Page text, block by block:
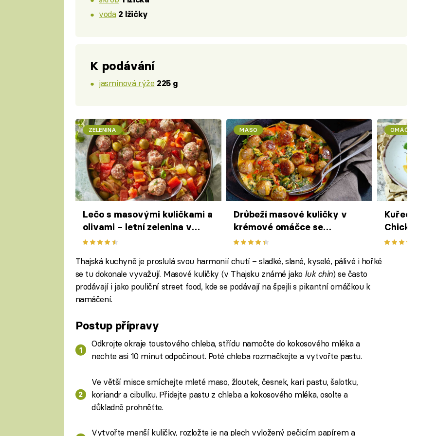
voda 2 lžičky
K podávání
jasmínová rýže 225 g
ZELENINA
Lečo s masovými kuličkami a
olivami – letní zelenina v
novém kabátku
MASO
Drůbeží masové kuličky v
krémové omáčce se
špenátem a sušenými
OMÁČKY
Kuřecí
Chicken –
indické
Thajská kuchyně je proslulá svou harmonií chutí – sladké, slané, kyselé, pálivé i hořké
se tu dokonale vyvažují. Masové kuličky (v Thajsku známé jako luk chin) se často
prodávají i jako pouliční street food, kde se podávají na špejli s pikantní omáčkou k
namáčení.
Postup přípravy
Odkrojte okraje toustového chleba, střídu namočte do kokosového mléka a
nechte asi 10 minut odpočinout. Poté chleba rozmačkejte a vytvořte pastu.
Ve větší misce smíchejte mleté maso, žloutek, česnek, kari pastu, šalotku,
koriandr a cibulku. Přidejte pastu z chleba a kokosového mléka, osolte a
důkladně prohněťte.
Vytvořte menší kuličky, rozložte je na plech vyložený pečicím papírem a